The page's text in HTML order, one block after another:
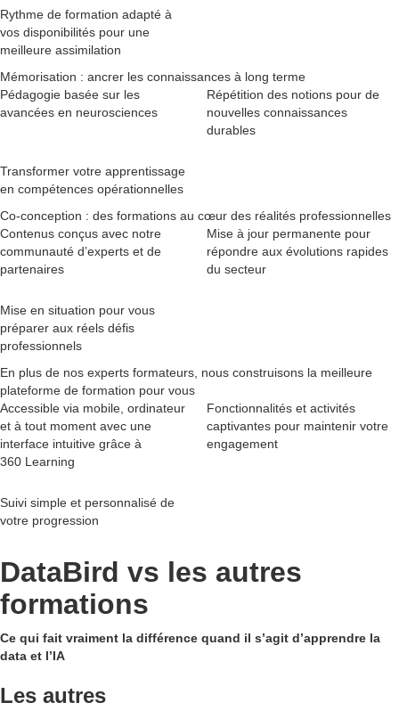
Rythme de formation adapté à
vos disponibilités pour une
meilleure assimilation
Mémorisation : ancrer les connaissances à long terme
Pédagogie basée sur les
avancées en neurosciences
Répétition des notions pour de
nouvelles connaissances
durables
Transformer votre apprentissage
en compétences opérationnelles
Co-conception : des formations au cœur des réalités professionnelles
Contenus conçus avec notre
communauté d’experts et de
partenaires
Mise à jour permanente pour
répondre aux évolutions rapides
du secteur
Mise en situation pour vous
préparer aux réels défis
professionnels
En plus de nos experts formateurs, nous construisons la meilleure
plateforme de formation pour vous
Accessible via mobile, ordinateur
et à tout moment avec une
interface intuitive grâce à
360 Learning
Fonctionnalités et activités
captivantes pour maintenir votre
engagement
Suivi simple et personnalisé de
votre progression
DataBird vs les autres
formations
Ce qui fait vraiment la différence quand il s’agit d’apprendre la
data et l’IA
Les autres